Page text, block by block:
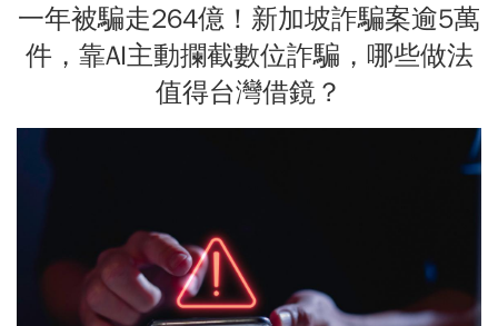
一年被騙走264億！新加坡詐騙案逾5萬
件，靠AI主動攔截數位詐騙，哪些做法
值得台灣借鏡？